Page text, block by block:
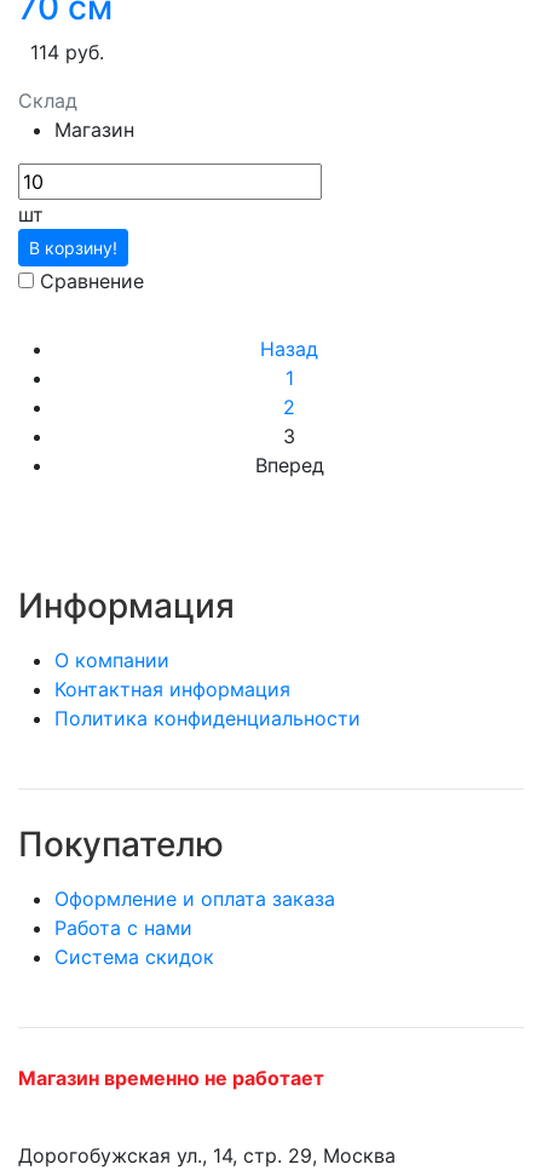
114 руб.
Склад
Магазин
шт
В корзину!
Сравнение
Назад
1
2
3
Вперед
Информация
О компании
Контактная информация
Политика конфиденциальности
Покупателю
Оформление и оплата заказа
Работа с нами
Система скидок
Магазин временно не работает
Дорогобужская ул., 14, стр. 29, Москва